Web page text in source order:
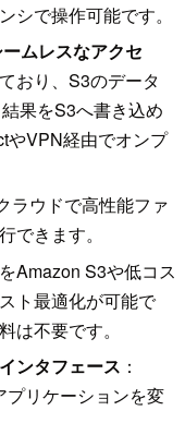
シで操作可能です。
ムレスなアクセ
おり、S3のデータ
果をS3へ書き込め
やVPN経由でオンプ
ラウドで高性能ファ
できます。
Amazon S3や低コス
ト最適化が可能で
は不要です。
ンタフェース ：
リケーションを変